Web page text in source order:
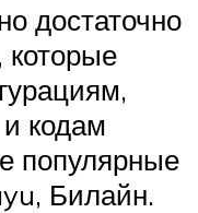
достаточно
кодам
популярные
Билайн.